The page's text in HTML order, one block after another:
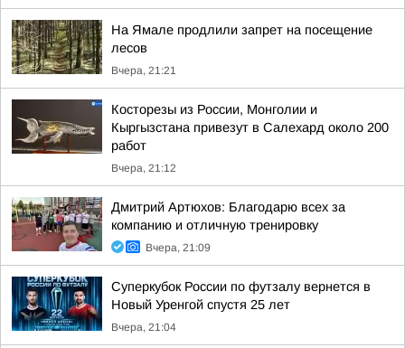
На Ямале продлили запрет на посещение
лесов
Вчера, 21:21
Косторезы из России, Монголии и
Кыргызстана привезут в Салехард около 200
работ
Вчера, 21:12
Дмитрий Артюхов: Благодарю всех за
компанию и отличную тренировку
Вчера, 21:09
Суперкубок России по футзалу вернется в
Новый Уренгой спустя 25 лет
Вчера, 21:04